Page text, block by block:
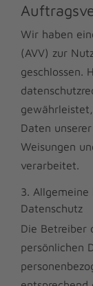
Wir haben
(AVV) zur
geschlossen.
Daten
Weisungen
verarbeitet.
3.
Datenschutz
Die Betreiber
persönlichen